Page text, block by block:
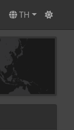
TH